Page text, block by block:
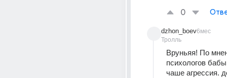
0
dzhon_boev
Тролль
6мес
Вруньяя! По
психологов
чаше агрессия.